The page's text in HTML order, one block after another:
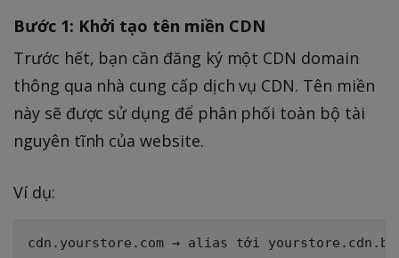
Bước 1: Khởi tạo tên miền CDN
Trước hết, bạn cần đăng ký một CDN domain
thông qua nhà cung cấp dịch vụ CDN. Tên miền
này sẽ được sử dụng để phân phối toàn bộ tài
nguyên tĩnh của website.
Ví dụ: